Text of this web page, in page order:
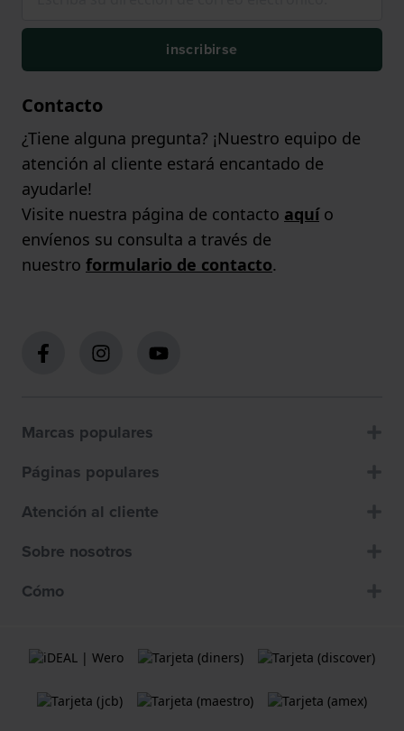
inscribirse
Contacto
¿Tiene alguna pregunta? ¡Nuestro equipo de
atención al cliente estará encantado de
ayudarle!
Visite nuestra página de contacto aquío
envíenos su consulta a través de
nuestro formulario de contacto.
Marcas populares
Páginas populares
Atención al cliente
Sobre nosotros
Cómo